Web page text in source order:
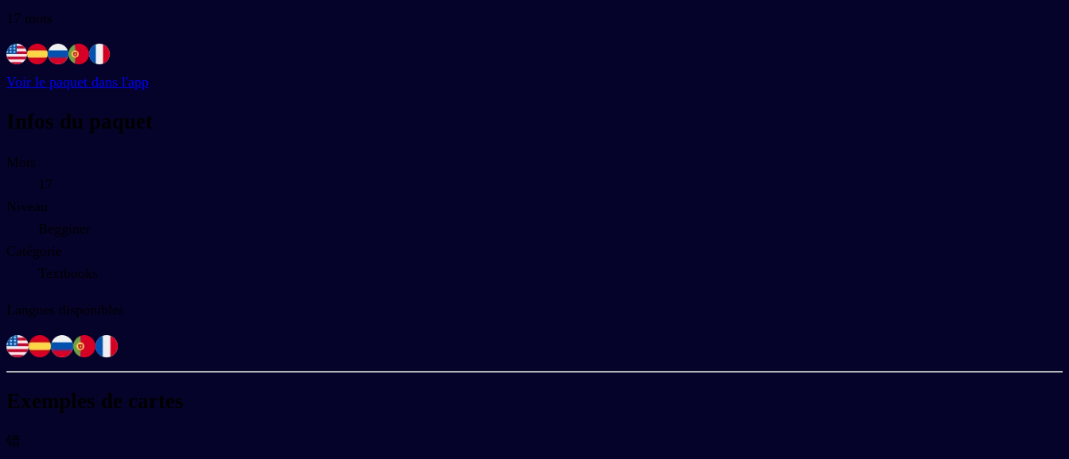
17 mots
Voir le paquet dans l'app
Infos du paquet
Mots
17
Niveau
Begginer
Catégorie
Textbooks
Langues disponibles
Exemples de cartes
错